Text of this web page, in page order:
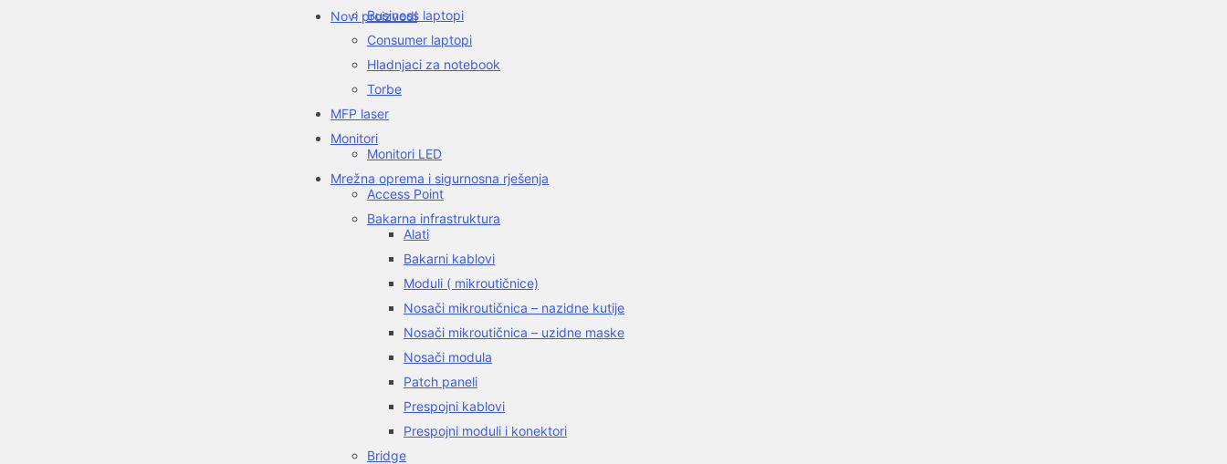
Business laptopi
Consumer laptopi
Hladnjaci za notebook
Torbe
MFP laser
Monitori
Monitori LED
Mrežna oprema i sigurnosna rješenja
Access Point
Bakarna infrastruktura
Alati
Bakarni kablovi
Moduli ( mikroutičnice)
Nosači mikroutičnica – nazidne kutije
Nosači mikroutičnica – uzidne maske
Nosači modula
Patch paneli
Prespojni kablovi
Prespojni moduli i konektori
Bridge
Novi proizvodi